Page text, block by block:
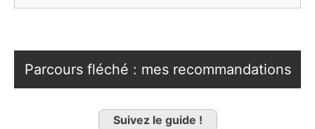
Parcours fléché : mes recommandations
Suivez le guide !